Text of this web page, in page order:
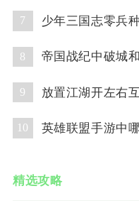
7 少年三国志零兵
8 帝国战纪中破城
9
10
精选攻略